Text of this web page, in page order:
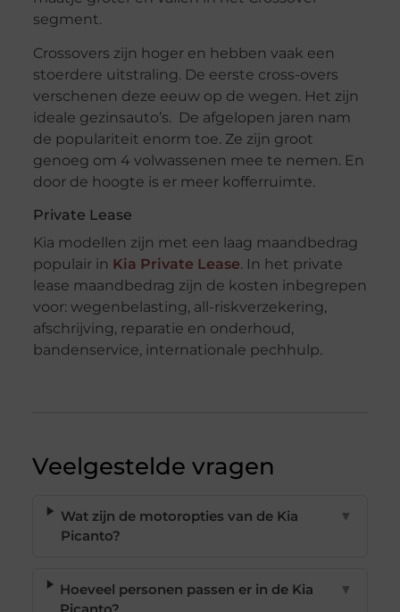
segment.
Crossovers zijn hoger en hebben vaak een
stoerdere uitstraling. De eerste cross-overs
verschenen deze eeuw op de wegen. Het zijn
ideale gezinsauto’s. De afgelopen jaren nam
de populariteit enorm toe. Ze zijn groot
genoeg om 4 volwassenen mee te nemen. En
door de hoogte is er meer kofferruimte.
Private Lease
Kia modellen zijn met een laag maandbedrag
populair in Kia Private Lease. In het private
lease maandbedrag zijn de kosten inbegrepen
voor: wegenbelasting, all-riskverzekering,
afschrijving, reparatie en onderhoud,
bandenservice, internationale pechhulp.
Veelgestelde vragen
Wat zijn de motoropties van de Kia
Picanto?
▼
Hoeveel personen passen er in de Kia
▼